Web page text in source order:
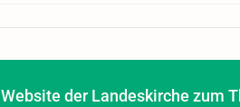
Website der Landeskirche zum